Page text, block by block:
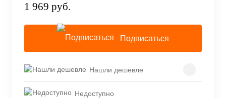
1 969 руб.
Подписаться
Нашли дешевле
Недоступно